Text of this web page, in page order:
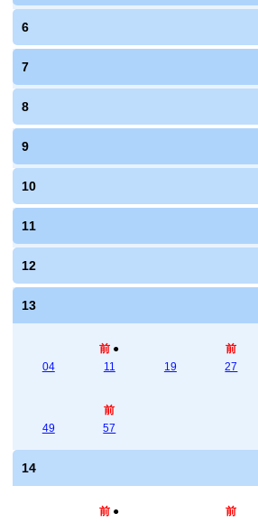
6
7
8
9
10
11
12
13
04
前 ●
11
19
前
27
49
前
57
14
前 ●
前